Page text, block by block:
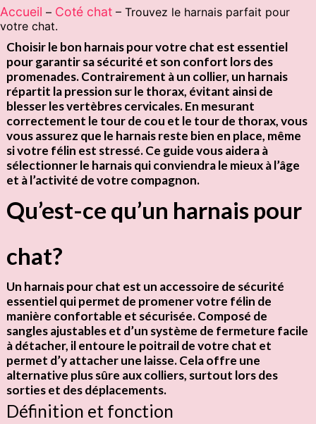
Accueil – Coté chat – Trouvez le harnais parfait pour
votre chat.
Choisir le bon harnais pour votre chat est essentiel
pour garantir sasécurité et son confort lors des
promenades. Contrairement à un collier, un harnais
répartit la pression sur le thorax, évitant ainsi de
blesserles vertèbres cervicales. En mesurant
correctement le tour de cou et le tour de thorax, vous
vous assurez que le harnais reste bien en place, même
si votre félin est stressé. Ce guide vous aidera à
sélectionner le harnais qui conviendra le mieux àl’âge
et à l’activité de votre compagnon.
Qu’est-ce qu’un harnais pour
chat?
Un harnais pour chat est un accessoire de sécurité
essentiel qui permet de promener votre félin de
manière confortable et sécurisée. Composé de
sanglesajustables et d’un système de fermeture facile
à détacher, il entoure le poitrail de votre chat et
permet d’y attacher une laisse. Cela offre une
alternative plus sûre aux colliers, surtout lors des
sorties et des déplacements.
Définition et fonction